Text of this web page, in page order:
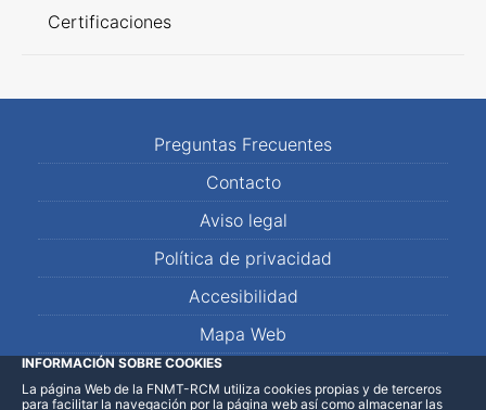
Certificaciones
Preguntas Frecuentes
Contacto
Aviso legal
Política de privacidad
Accesibilidad
Mapa Web
LinkedInFacebookWhatsApp
INFORMACIÓN SOBRE COOKIES
La página Web de la FNMT-RCM utiliza cookies propias y de terceros
para facilitar la navegación por la página web así como almacenar las